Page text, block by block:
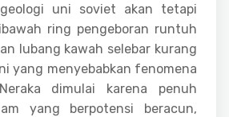
uni soviet akan tetapi
ring pengeboran runtuh
lubang kawah selebar kurang
yang menyebabkan fenomena
dimulai karena penuh
yang berpotensi beracun,